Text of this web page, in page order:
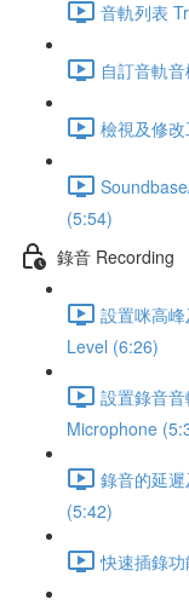
音軌列表
自訂音軌
檢視及修
(5:54)
錄音 Recording
設置咪高
Level (6:26)
設置錄音
Microphone
錄音的延
(5:42)
快速插錄